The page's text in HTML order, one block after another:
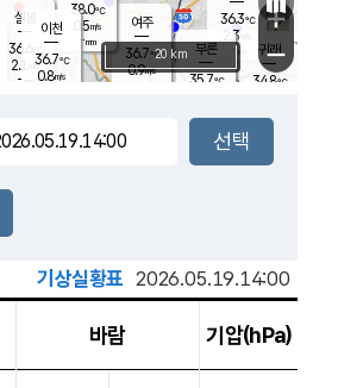
36.3℃
2.3m/s
mm
부론
35.7℃
여주
36.7℃
0.9m/s
장호원
38.0℃
0.5m/s
-mm
설봉
36.6
2.1 m/s
- mm
귀래
34.8℃
이천
36.7℃
0.8m/s
+
−
20 km
기상실황표 2026.05.19.14:00
바람 기압(hPa)